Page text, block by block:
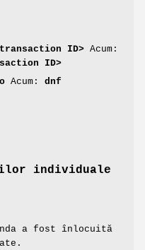
ID> Acum:
ID>
Acum: dnf
individuale
a fost înlocuită